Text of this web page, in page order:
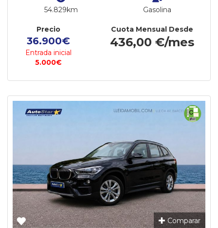
54.829km Gasolina
Precio
36.900€
Entrada inicial
5.000€
Cuota Mensual Desde
436,00 €/mes
Comparar